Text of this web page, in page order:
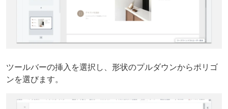
ツールバーの挿入を選択し、形状のプルダウンからポリゴ
ンを選びます。